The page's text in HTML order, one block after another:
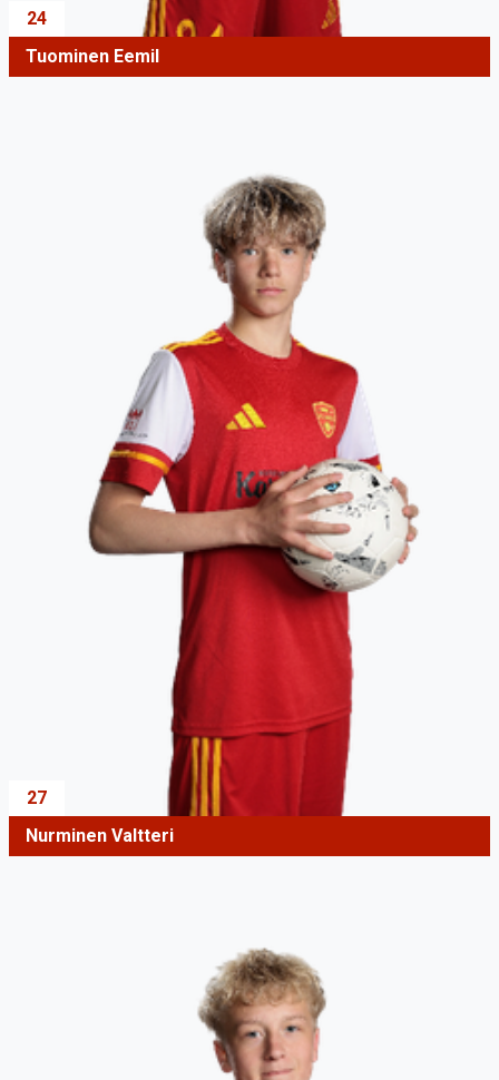
24
Tuominen Eemil
27
Nurminen Valtteri